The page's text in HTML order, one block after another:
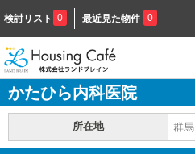
検討リスト 0 最近見た物件 0
かたひら内科医院
所在地 群